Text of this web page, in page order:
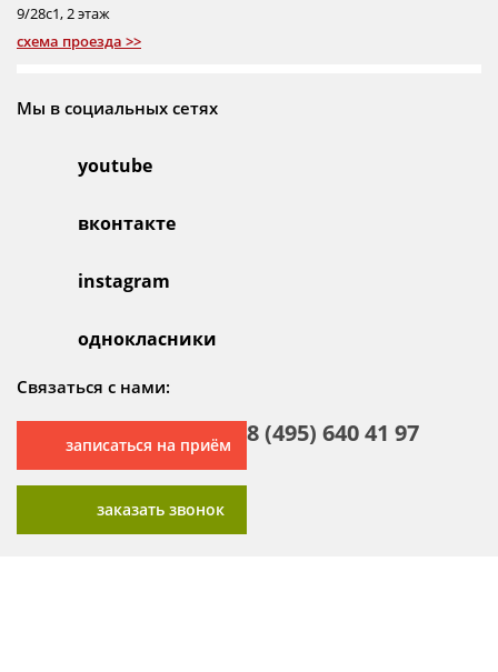
9/28с1, 2 этаж
схема проезда >>
Мы в социальных сетях
youtube
вконтакте
instagram
однокласники
Связаться с нами:
8 (495) 640 41 97
записаться на приём
заказать звонок